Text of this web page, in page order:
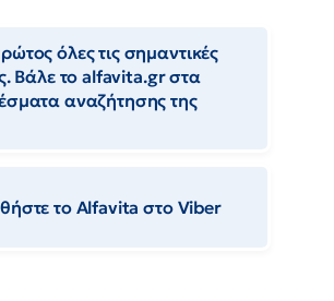
όλες τις σημαντικές
Βάλε το alfavita.gr στα
αναζήτησης της
το Αlfavita στο Viber